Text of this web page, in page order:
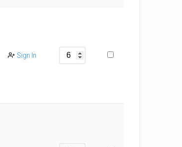
Sign In